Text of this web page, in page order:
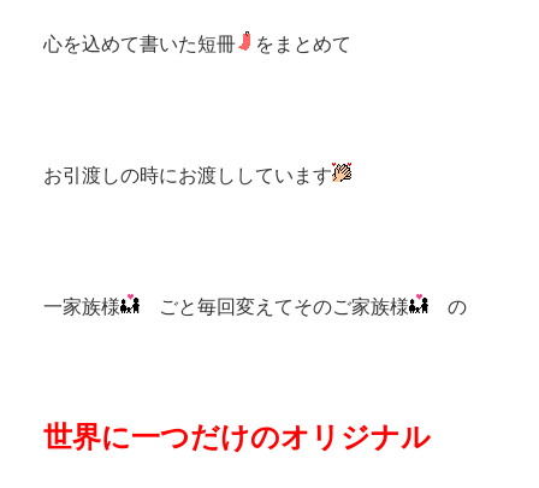
心を込めて書いた短冊 をまとめて
お引渡しの時にお渡ししています
一家族様 ごと毎回変えてそのご家族様 の
世界に一つだけのオリジナル